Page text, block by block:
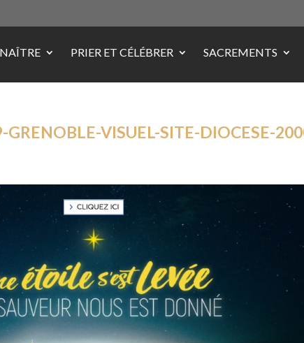
PRIER ET CÉLÉBRER SACREMENTS
VISUEL-SITE-DIOCESE-